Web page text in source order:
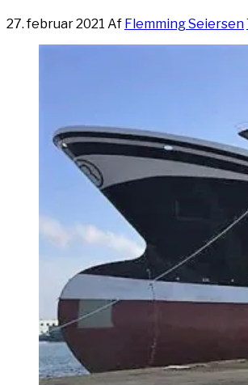
27. februar 2021 Af Flemming Seiersen